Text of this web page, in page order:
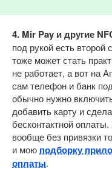
4. Mir Pay и другие
под рукой есть второй
тоже может стать
не работает, а вот на
сам телефон и банк
обычно нужно
добавить карту и
бесконтактной
вообще без привязки
и мою подборку
оплаты.